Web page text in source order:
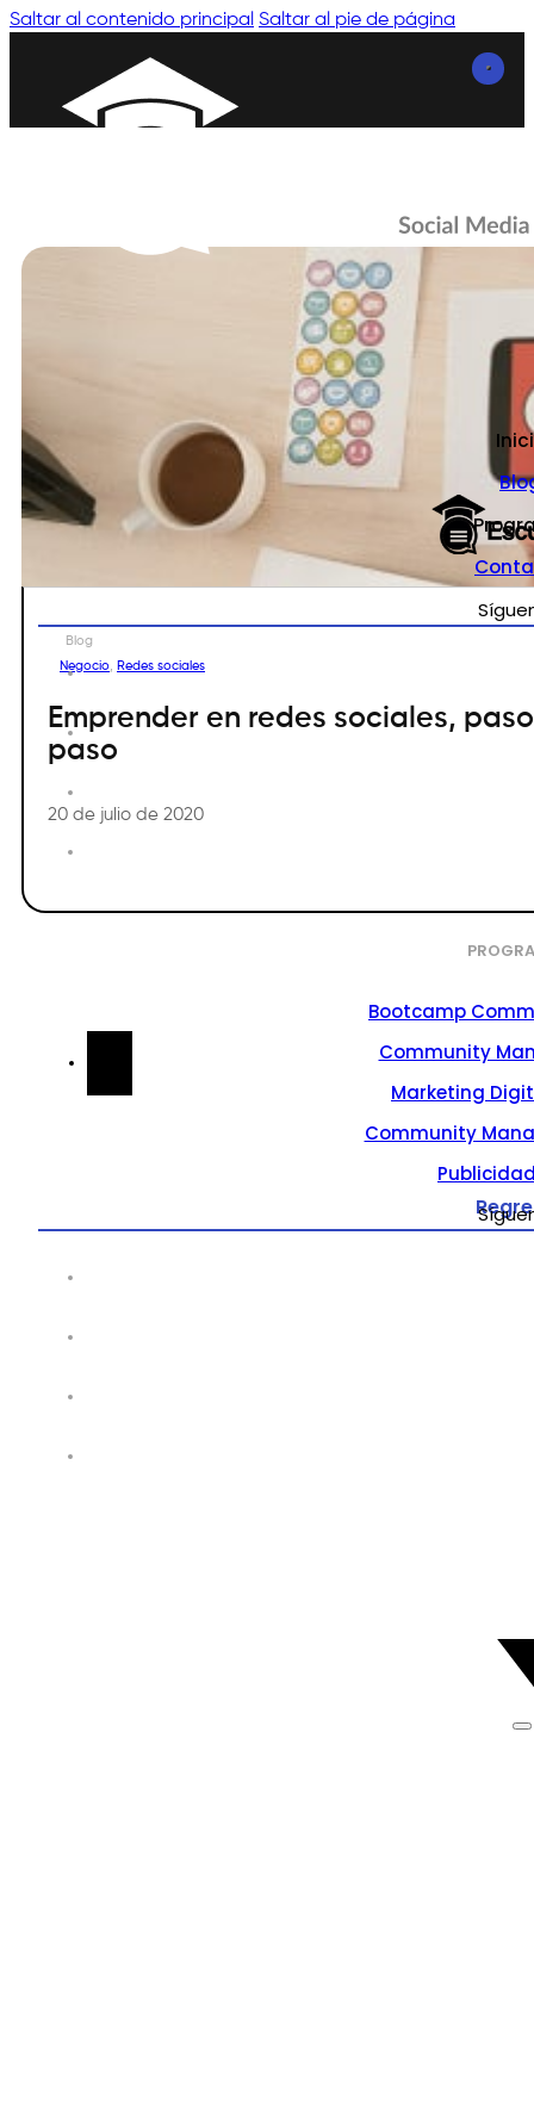
Saltar al contenido principal Saltar al pie de página
Bootcamp
Community
Marketing
Community
Blog
Negocio
Redes sociales
Emprender en redes sociales,
paso
20 de julio de 2020